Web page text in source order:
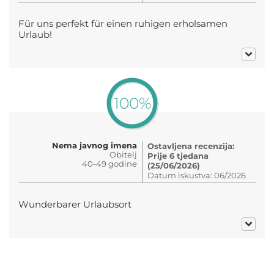
Für uns perfekt für einen ruhigen erholsamen
Urlaub!
100%
Nema javnog imena
Obitelj
40-49 godine
Ostavljena recenzija:
Prije 6 tjedana
(25/06/2026)
Datum iskustva: 06/2026
Wunderbarer Urlaubsort